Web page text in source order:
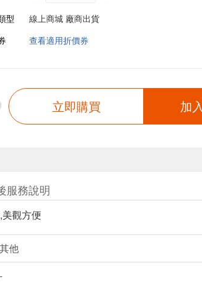
型
線上商城 廠商出貨
查看適用折價券
立即購買 加
服務說明
觀方便
其他
-